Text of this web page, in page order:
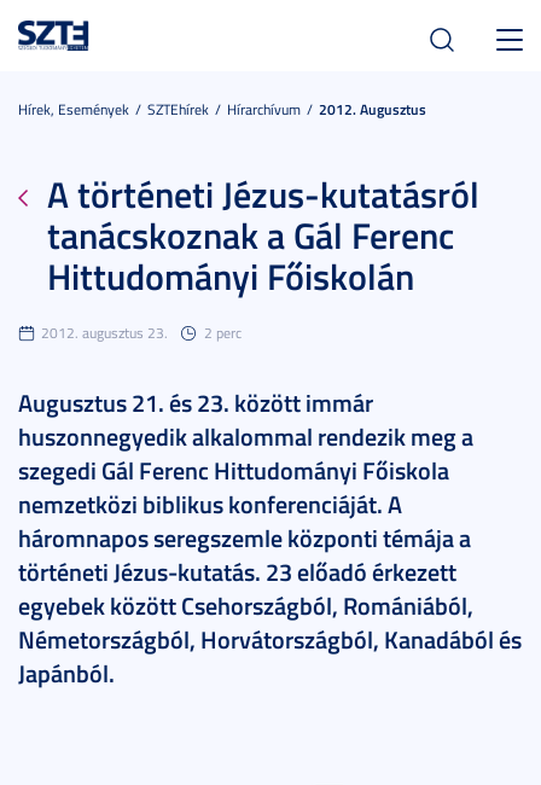
Hírek, Események SZTEhírek Hírarchívum 2012. Augusztus
A történeti Jézus-kutatásról
tanácskoznak a Gál Ferenc
Hittudományi Főiskolán
2012. augusztus 23. 2 perc
Augusztus 21. és 23. között immár
huszonnegyedik alkalommal rendezik meg a
szegedi Gál Ferenc Hittudományi Főiskola
nemzetközi biblikus konferenciáját. A
háromnapos seregszemle központi témája a
történeti Jézus-kutatás. 23 előadó érkezett
egyebek között Csehországból, Romániából,
Németországból, Horvátországból, Kanadából és
Japánból.